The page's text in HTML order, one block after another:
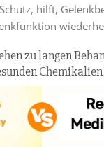
hilft,
zu langen